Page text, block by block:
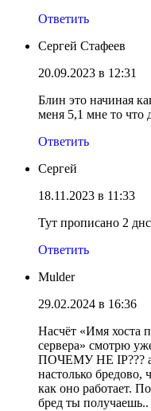
Ответить
Сергей Стафеев
20.09.2023 в 12:31
Блин это начиная
меня 5,1 мне то что
Ответить
Сергей
18.11.2023 в 11:33
Тут прописано 2
Ответить
Mulder
29.02.2024 в 16:36
Насчëт «Имя хоста
сервера» смотрю
ПОЧЕМУ НЕ IP??? а
настолько бредово,
как оно работает.
бред ты